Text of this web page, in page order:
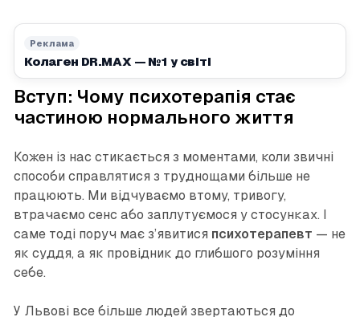
Реклама
Колаген DR.MAX — №1 у світі
Вступ: Чому психотерапія стає
частиною нормального життя
Кожен із нас стикається з моментами, коли звичні
способи справлятися з труднощами більше не
працюють. Ми відчуваємо втому, тривогу,
втрачаємо сенс або заплутуємося у стосунках. І
саме тоді поруч має з’явитися психотерапевт — не
як суддя, а як провідник до глибшого розуміння
себе.
У Львові все більше людей звертаються до